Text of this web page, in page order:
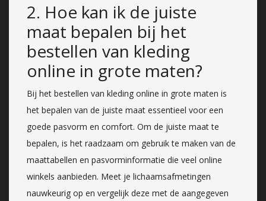
2. Hoe kan ik de juiste
maat bepalen bij het
bestellen van kleding
online in grote maten?
Bij het bestellen van kleding online in grote maten is
het bepalen van de juiste maat essentieel voor een
goede pasvorm en comfort. Om de juiste maat te
bepalen, is het raadzaam om gebruik te maken van de
maattabellen en pasvorminformatie die veel online
winkels aanbieden. Meet je lichaamsafmetingen
nauwkeurig op en vergelijk deze met de aangegeven